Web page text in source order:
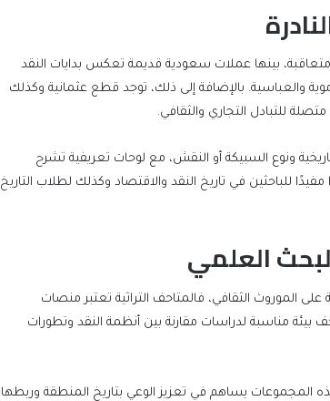
بينها عملات سعودية قديمة تعكس بدايات النقد
والعباسية. بالإضافة إلى ذلك، توجد قطع عثمانية وكذلك
للتبادل التجاري والثقافي.
ونوع السبيكة أو النقش، مع لوحات تعريفية تشرح
للباحثين في تاريخ النقد والاقتصاد وكذلك لطلاب التاريخ
العلمي
الموروث الثقافي، فالمتاحف التراثية تعتبر منصات
بيئة مناسبة لدراسات مقارنة بين أنظمة النقد وتطورات
يساهم في تعزيز الوعي بتاريخ المنطقة وربطها